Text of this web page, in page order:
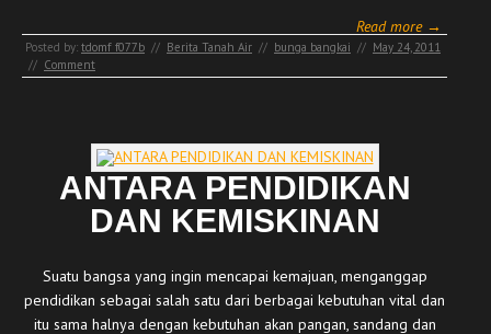
Read more →
Posted by: tdomf_f077b // Berita Tanah Air // bunga bangkai // May 24, 2011
// Comment
ANTARA PENDIDIKAN
DAN KEMISKINAN
Suatu bangsa yang ingin mencapai kemajuan, menganggap
pendidikan sebagai salah satu dari berbagai kebutuhan vital dan
itu sama halnya dengan kebutuhan akan pangan, sandang dan